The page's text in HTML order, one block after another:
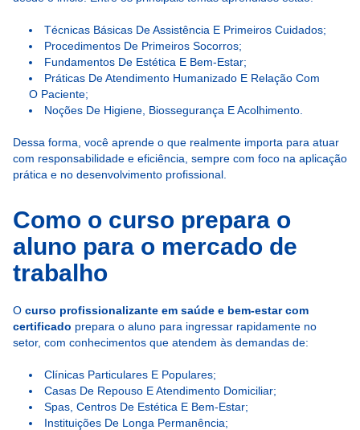
Técnicas Básicas De Assistência E Primeiros Cuidados;
Procedimentos De Primeiros Socorros;
Fundamentos De Estética E Bem-Estar;
Práticas De Atendimento Humanizado E Relação Com
O Paciente;
Noções De Higiene, Biossegurança E Acolhimento.
Dessa forma, você aprende o que realmente importa para atuar
com responsabilidade e eficiência, sempre com foco na aplicação
prática e no desenvolvimento profissional.
Como o curso prepara o
aluno para o mercado de
trabalho
O curso profissionalizante em saúde e bem-estar com
certificado prepara o aluno para ingressar rapidamente no
setor, com conhecimentos que atendem às demandas de:
Clínicas Particulares E Populares;
Casas De Repouso E Atendimento Domiciliar;
Spas, Centros De Estética E Bem-Estar;
Instituições De Longa Permanência;